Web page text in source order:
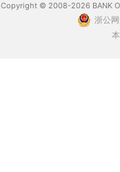
Copyright © 2008-2026 BANK
浙公